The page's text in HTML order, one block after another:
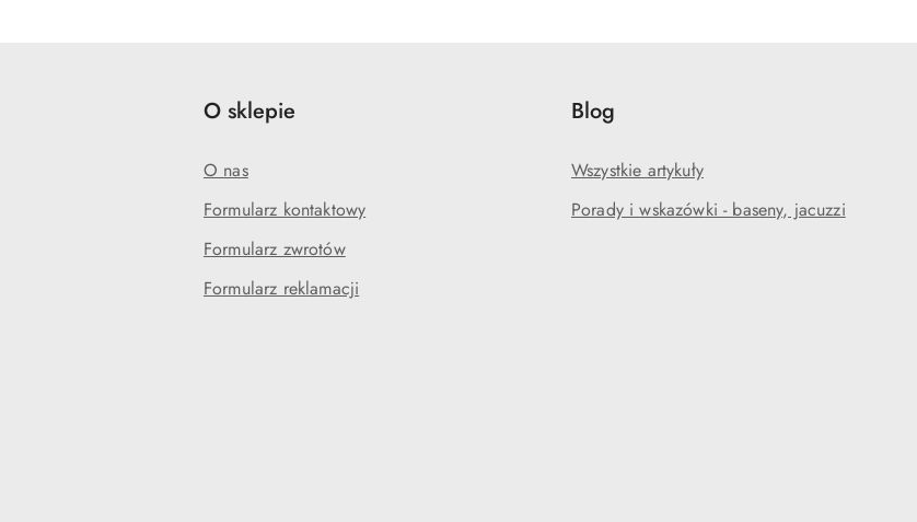
O sklepie
O nas
Formularz kontaktowy
Formularz zwrotów
Formularz reklamacji
Blog
Wszystkie artykuły
Porady i wskazówki - baseny, jacuzzi